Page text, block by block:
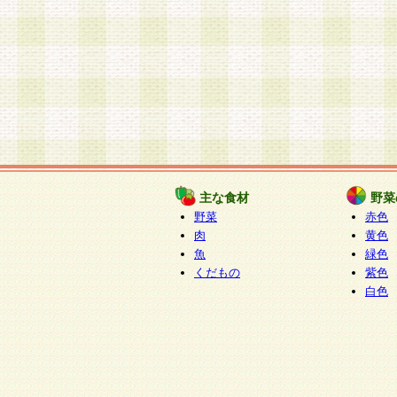
主な食材
野菜
肉
魚
くだもの
野
赤色
黄色
緑色
紫色
白色